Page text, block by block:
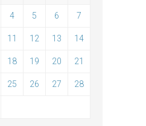
4 5 6 7
11 12 13 14
18 19 20 21
25 26 27 28